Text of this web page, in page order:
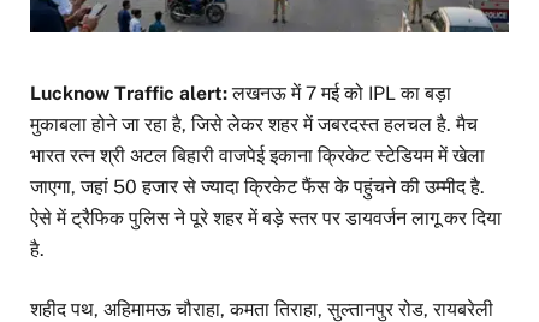
Lucknow Traffic alert:लखनऊ में 7 मई को IPL का बड़ा
मुकाबला होने जा रहा है, जिसे लेकर शहर में जबरदस्त हलचल है. मैच
भारत रत्न श्री अटल बिहारी वाजपेई इकाना क्रिकेट स्टेडियम में खेला
जाएगा, जहां 50 हजार से ज्यादा क्रिकेट फैंस के पहुंचने की उम्मीद है.
ऐसे में ट्रैफिक पुलिस ने पूरे शहर में बड़े स्तर पर डायवर्जन लागू कर दिया
है.
शहीद पथ, अहिमामऊ चौराहा, कमता तिराहा, सुल्तानपुर रोड, रायबरेली